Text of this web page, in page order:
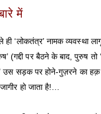
में
‘लोकतंत्र’ नामक व्यवस्था
पर बैठने के बाद, पुरुष तो
उस सड़क पर होने-गुज़रने का
हो जाता है!…